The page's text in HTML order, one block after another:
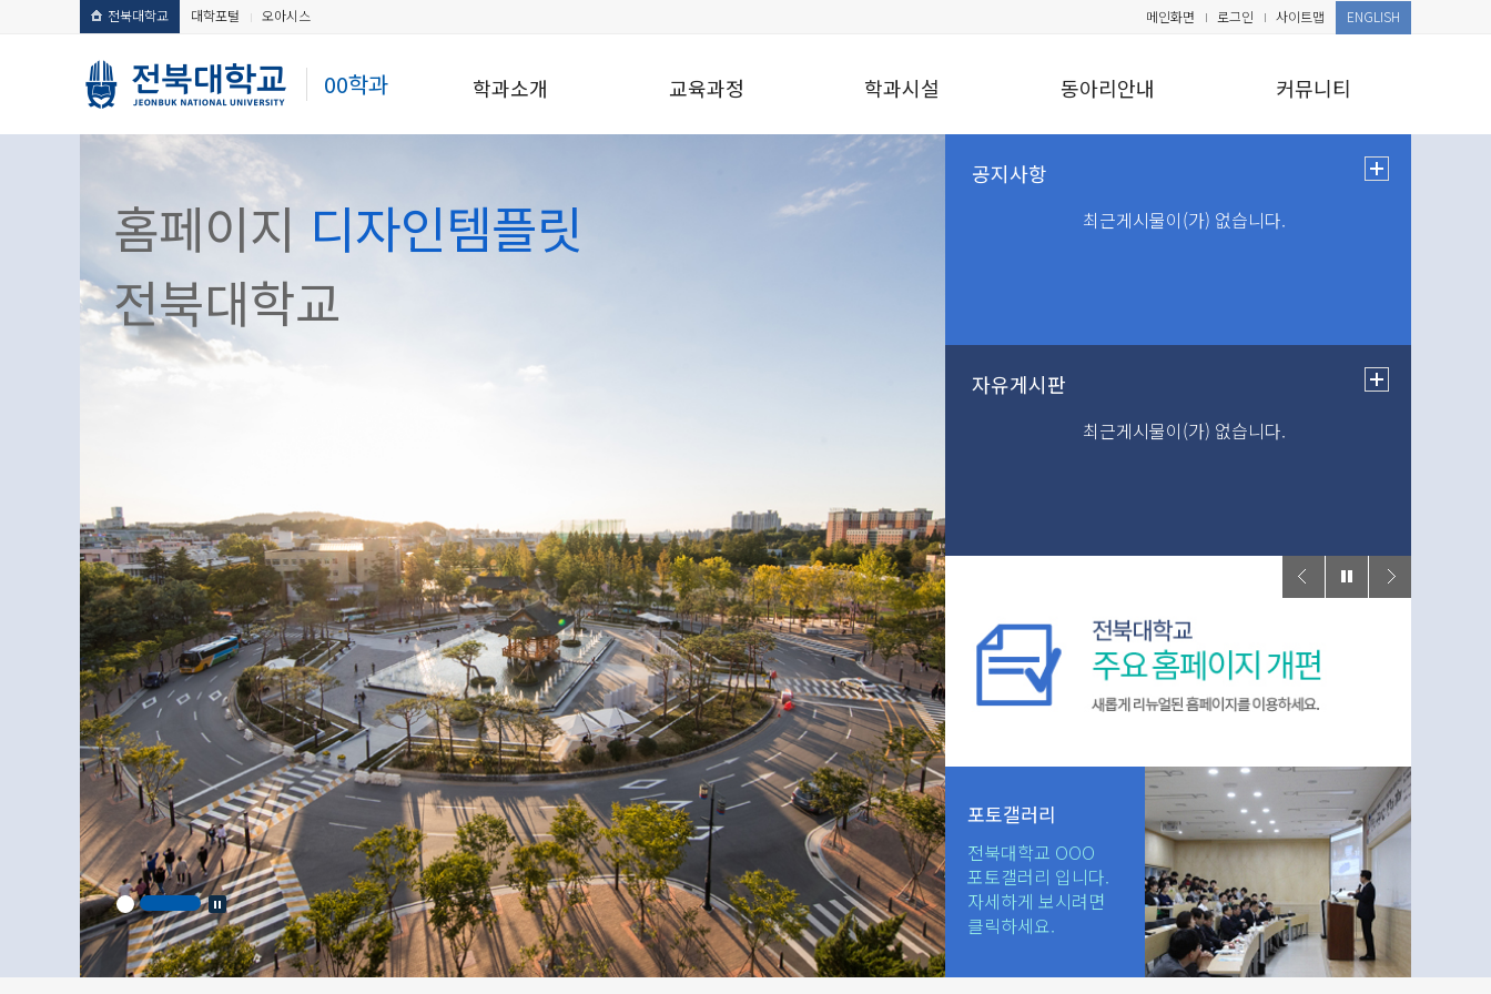
전북대학교 대학포털 오아시스
00학과
메인화면 로그인 사이트맵 ENGLISH
학과소개 교육과정 학과시설 동아리안내 커뮤니티
홈페이지디자인템플릿
전북대학교
최근게시물이(가) 없습니다.
최근게시물이(가) 없습니다.
포토갤러리
전북대학교 OOO
포토갤러리 입니다.
자세하게 보시려면
클릭하세요.